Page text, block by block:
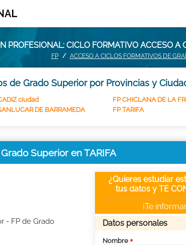
PROFESIONAL: CICLO FORMATIVO ACCESO A
FP ACCESO A CICLOS FORMATIVOS DE
de Grado Superior por Provincias y
ciudad FP CHICLANA DE LA
DE BARRAMEDA FP TARIFA
Superior en TARIFA
- FP de Grado
¿Quieres estudiar
tus datos y TE
¡Te
Datos personales
Nombre